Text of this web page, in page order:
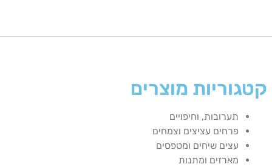
קטגוריות מוצרים
תערובות, וחיפויים
פרחים עציצים וצמחים
עצים שיחים ומטפסים
מארזים ומתנות